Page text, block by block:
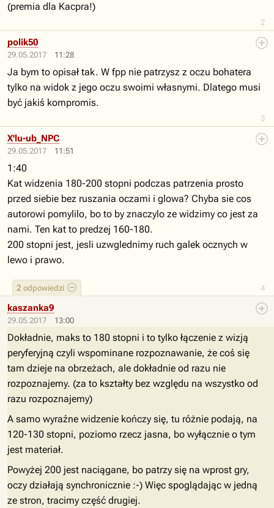
2
(premia dla Kacpra!)
29.05.2017 11:28
3
polik50
Ja bym to opisał tak. W fpp nie patrzysz z oczu bohatera
tylko na widok z jego oczu swoimi własnymi. Dlatego musi
być jakiś kompromis.
29.05.2017 11:51
4
2 odpowiedzi
X'lu-ub_NPC
1:40
Kat widzenia 180-200 stopni podczas patrzenia prosto
przed siebie bez ruszania oczami i glowa? Chyba sie cos
autorowi pomylilo, bo to by znaczylo ze widzimy co jest za
nami. Ten kat to predzej 160-180.
200 stopni jest, jesli uzwglednimy ruch galek ocznych w
lewo i prawo.
29.05.2017 13:00
kaszanka9
Dokładnie, maks to 180 stopni i to tylko łączenie z wizją
peryferyjną czyli wspominane rozpoznawanie, że coś się
tam dzieje na obrzeżach, ale dokładnie od razu nie
rozpoznajemy. (za to kształty bez względu na wszystko od
razu rozpoznajemy)
A samo wyraźne widzenie kończy się, tu różnie podają, na
120-130 stopni, poziomo rzecz jasna, bo wyłącznie o tym
jest materiał.
Powyżej 200 jest naciągane, bo patrzy się na wprost gry,
oczy działają synchronicznie :-) Więc spoglądając w jedną
ze stron, tracimy część drugiej.